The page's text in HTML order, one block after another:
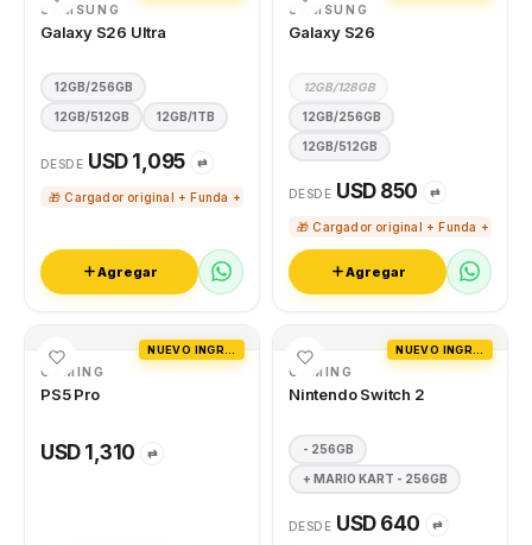
SAMSUNG
Galaxy S26 Ultra
12GB/256GB
12GB/512GB 12GB/1TB
DESDE USD 1,095 ⇄
🎁 Cargador original + Funda + Vidrio templado
Agregar
SAMSUNG
Galaxy S26
12GB/128GB
12GB/256GB
12GB/512GB
DESDE USD 850 ⇄
🎁 Cargador original + Funda +
Agregar
GAMING
PS5 Pro
USD 1,310 ⇄
GAMING
Nintendo Switch 2
- 256GB
+ MARIO KART - 256GB
DESDE USD 640 ⇄